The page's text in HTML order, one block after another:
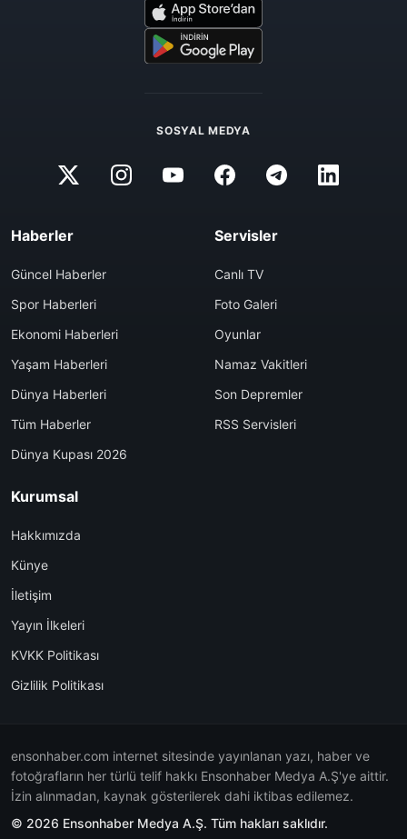
SOSYAL MEDYA
Haberler
Güncel Haberler
Spor Haberleri
Ekonomi Haberleri
Yaşam Haberleri
Dünya Haberleri
Tüm Haberler
Dünya Kupası 2026
Servisler
Canlı TV
Foto Galeri
Oyunlar
Namaz Vakitleri
Son Depremler
RSS Servisleri
Kurumsal
Hakkımızda
Künye
İletişim
Yayın İlkeleri
KVKK Politikası
Gizlilik Politikası
ensonhaber.com internet sitesinde yayınlanan yazı, haber ve
fotoğrafların her türlü telif hakkı Ensonhaber Medya A.Ş'ye aittir.
İzin alınmadan, kaynak gösterilerek dahi iktibas edilemez.
© 2026 Ensonhaber Medya A.Ş. Tüm hakları saklıdır.